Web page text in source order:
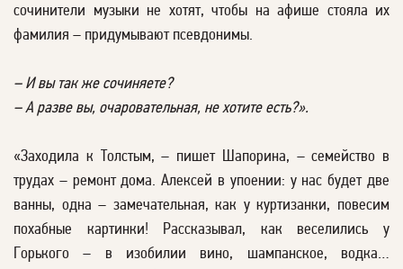
сочинители музыки не хотят, чтобы на афише стояла их
фамилия – придумывают псевдонимы.
– И вы так же сочиняете?
– А разве вы, очаровательная, не хотите есть?».
«Заходила к Толстым, – пишет Шапорина, – семейство в
трудах – ремонт дома. Алексей в упоении: у нас будет две
ванны, одна – замечательная, как у куртизанки, повесим
похабные картинки! Рассказывал, как веселились у
Горького – в изобилии вино, шампанское, водка…